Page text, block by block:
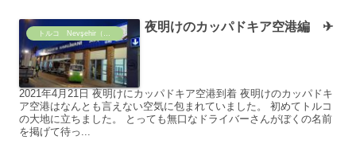
トルコ Nevşehir（ネヴィシェヒル）の日常 夜明けのカッパドキア空港編 ✈
2021年4月21日 夜明けにカッパドキア空港到着 夜明けのカッパドキ
ア空港はなんとも言えない空気に包まれていました。 初めてトルコ
の大地に立ちました。 とっても無口なドライバーさんがぼくの名前
を掲げて待っ...